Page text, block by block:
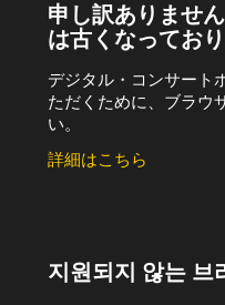
申し訳ありませ
は古くなってお
デジタル・コンサート
ただくために、ブラウ
い。
詳細はこちら
지원되지 않는 브